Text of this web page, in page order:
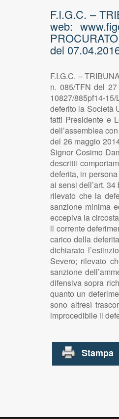
F.I.G.C. –
web:
del
F.I.G.C. –
n. 085/TFN del
10827/885pf14-
deferito la Società
fatti Presidente e
dell’assemblea
del 26 maggio
Signor Cosimo
descritti
deferita, in
ai sensi dell’art.
rilevato che la
sanzione minima
eccepiva la
il corrente
carico della
dichiarato
Severo; rilevato
sanzione
difensiva sopra
quanto un
sono altresì
improcedibile il